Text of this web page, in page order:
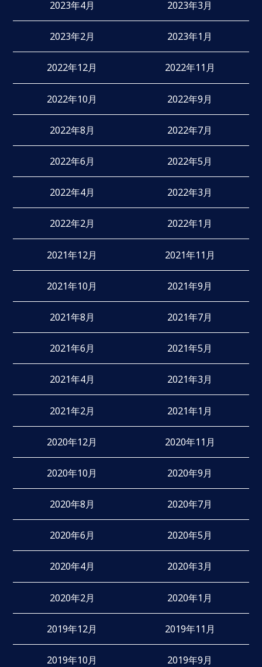
2023年4月 2023年3月
2023年2月 2023年1月
2022年12月 2022年11月
2022年10月 2022年9月
2022年8月 2022年7月
2022年6月 2022年5月
2022年4月 2022年3月
2022年2月 2022年1月
2021年12月 2021年11月
2021年10月 2021年9月
2021年8月 2021年7月
2021年6月 2021年5月
2021年4月 2021年3月
2021年2月 2021年1月
2020年12月 2020年11月
2020年10月 2020年9月
2020年8月 2020年7月
2020年6月 2020年5月
2020年4月 2020年3月
2020年2月 2020年1月
2019年12月 2019年11月
2019年10月 2019年9月